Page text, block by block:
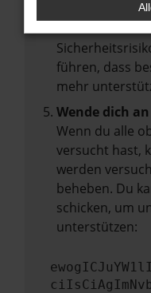
Veraltete
führen, dass
mehr
Wende dich
Wenn du alle
versucht hast,
werden
beheben. Du
schicken, um
unterstützen: